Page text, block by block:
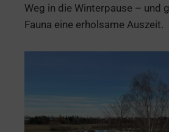
Weg in die Winterpause – und
Fauna eine erholsame Auszeit.